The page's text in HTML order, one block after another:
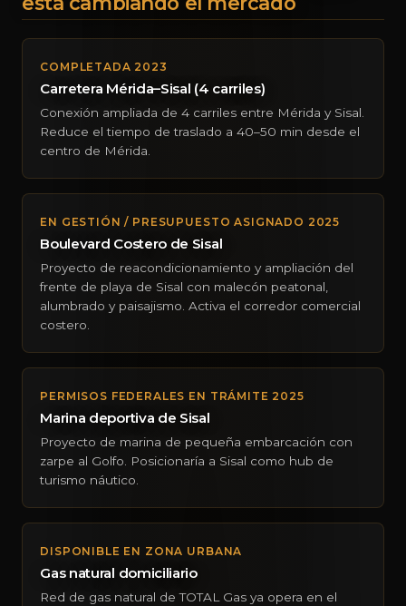
COMPLETADA 2023
Carretera Mérida–Sisal (4 carriles)
Conexión ampliada de 4 carriles entre Mérida y Sisal.
Reduce el tiempo de traslado a 40–50 min desde el
centro de Mérida.
EN GESTIÓN / PRESUPUESTO ASIGNADO 2025
Boulevard Costero de Sisal
Proyecto de reacondicionamiento y ampliación del
frente de playa de Sisal con malecón peatonal,
alumbrado y paisajismo. Activa el corredor comercial
costero.
PERMISOS FEDERALES EN TRÁMITE 2025
Marina deportiva de Sisal
Proyecto de marina de pequeña embarcación con
zarpe al Golfo. Posicionaría a Sisal como hub de
turismo náutico.
DISPONIBLE EN ZONA URBANA
Gas natural domiciliario
Red de gas natural de TOTAL Gas ya opera en el